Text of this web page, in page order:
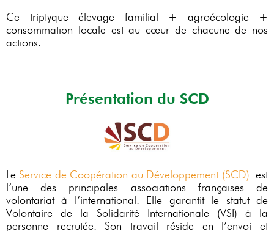
Ce triptyque élevage familial + agroécologie +
consommation locale est au cœur de chacune de nos
actions.
Présentation du SCD
LeService de Coopération au Développement (SCD) est
l’une des principales associations françaises de
volontariat à l’international. Elle garantit le statut de
Volontaire de la Solidarité Internationale (VSI) à la
personne recrutée. Son travail réside en l’envoi et